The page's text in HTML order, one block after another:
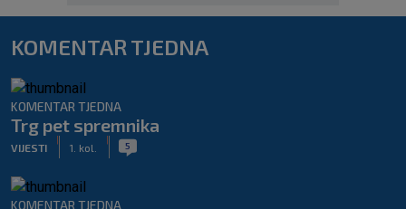
KOMENTAR TJEDNA
KOMENTAR TJEDNA
Trg pet spremnika
VIJESTI 1. kol. 5
KOMENTAR TJEDNA